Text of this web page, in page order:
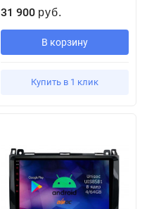
31 900 руб.
В корзину
Купить в 1 клик